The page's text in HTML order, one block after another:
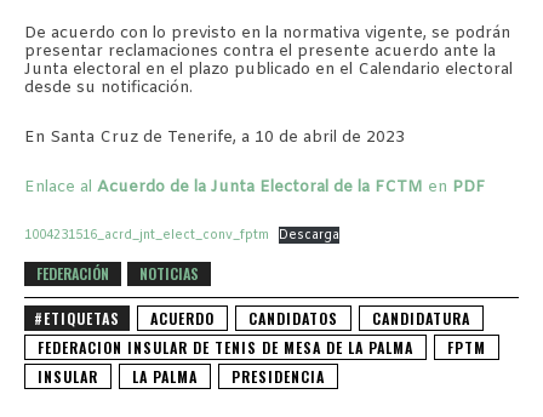
De acuerdo con lo previsto en la normativa vigente, se podrán
presentar reclamaciones contra el presente acuerdo ante la
Junta electoral en el plazo publicado en el Calendario electoral
desde su notificación.
En Santa Cruz de Tenerife, a 10 de abril de 2023
Enlace al Acuerdo de la Junta Electoral de la FCTM en PDF
1004231516_acrd_jnt_elect_conv_fptm Descarga
FEDERACIÓN NOTICIAS
#ETIQUETAS ACUERDO CANDIDATOS
CANDIDATURA
FEDERACION INSULAR DE TENIS DE MESA DE LA PALMA
FPTM
INSULAR
LA PALMA PRESIDENCIA